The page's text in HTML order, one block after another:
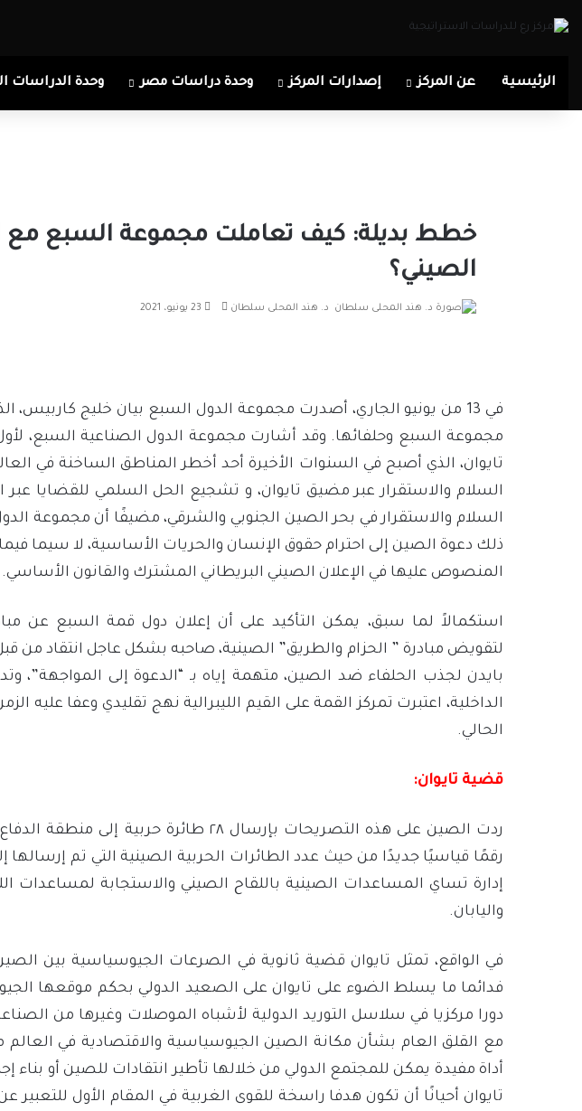
الرئيسية عن المركز إصدارات المركز وحدة دراسات مصر وحدة الدراسات
خطط بديلة: كيف تعاملت مجموعة السبع مع
الصيني؟
د. هند المحلى سلطان
أرسل23 يونيو، 2021
في 13 من يونيو الجاري، أصدرت مجموعة الدول السبع بيان خليج
مجموعة السبع وحلفائها. وقد أشارت مجموعة الدول الصناعية السبع،
تايوان، الذي أصبح في السنوات الأخيرة أحد أخطر المناطق الساخنة في
السلام والاستقرار عبر مضيق تايوان، و تشجيع الحل السلمي للقضايا عبر
السلام والاستقرار في بحر الصين الجنوبي والشرقي، مضيفًا أن مجموعة
ذلك دعوة الصين إلى احترام حقوق الإنسان والحريات الأساسية، لا سيما
المنصوص عليها في الإعلان الصيني البريطاني المشترك والقانون الأساسي.
استكمالاً لما سبق، يمكن التأكيد على أن إعلان دول قمة السبع عن
لتقويض مبادرة ” الحزام والطريق” الصينية، صاحبه بشكل عاجل انتقاد من
بايدن لجذب الحلفاء ضد الصين، متهمة إياه بـ “الدعوة إلى
الداخلية، اعتبرت تمركز القمة على القيم الليبرالية نهج تقليدي وعفا عليه
الحالي.
قضية تايوان:
ردت الصين على هذه التصريحات بإرسال ٢٨ طائرة
رقمًا قياسيًا جديدًا من حيث عدد الطائرات الحربية الصينية التي تم
إدارة تساي المساعدات الصينية باللقاح الصيني والاستجابة لمساعدات
واليابان.
في الواقع، تمثل تايوان قضية ثانوية في الصرعات الجيوسياسية بين
فدائما ما يسلط الضوء على تايوان على الصعيد الدولي بحكم موقعها
دورا مركزيا في سلاسل التوريد الدولية لأشباه الموصلات وغيرها من
مع القلق العام بشأن مكانة الصين الجيوسياسية والاقتصادية في العالم
أداة مفيدة يمكن للمجتمع الدولي من خلالها تأطير انتقادات للصين أو
تايوان أحيانًا أن تكون هدفا راسخة للقوى الغربية في المقام الأول